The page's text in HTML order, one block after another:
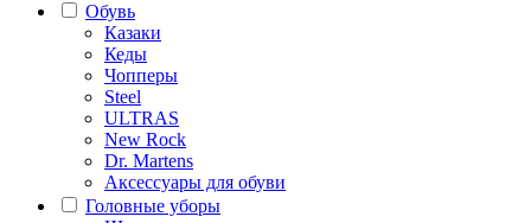
Обувь
Казаки
Кеды
Чопперы
Steel
ULTRAS
New Rock
Dr. Martens
Аксессуары для обуви
Головные уборы